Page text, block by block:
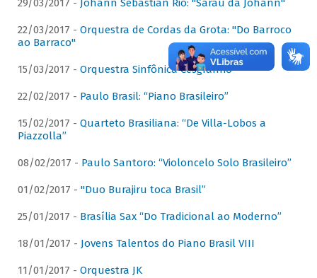
29/03/2017 - Johann Sebastian Rio: "Sarau da Johann"
22/03/2017 - Orquestra de Cordas da Grota: "Do Barroco
ao Barraco"
15/03/2017 - Orquestra Sinfônica Cesgranrio
22/02/2017 - Paulo Brasil: “Piano Brasileiro”
15/02/2017 - Quarteto Brasiliana: “De Villa-Lobos a
Piazzolla”
08/02/2017 - Paulo Santoro: “Violoncelo Solo Brasileiro”
01/02/2017 - "Duo Burajiru toca Brasil”
25/01/2017 - Brasília Sax “Do Tradicional ao Moderno”
18/01/2017 - Jovens Talentos do Piano Brasil VIII
11/01/2017 - Orquestra JK